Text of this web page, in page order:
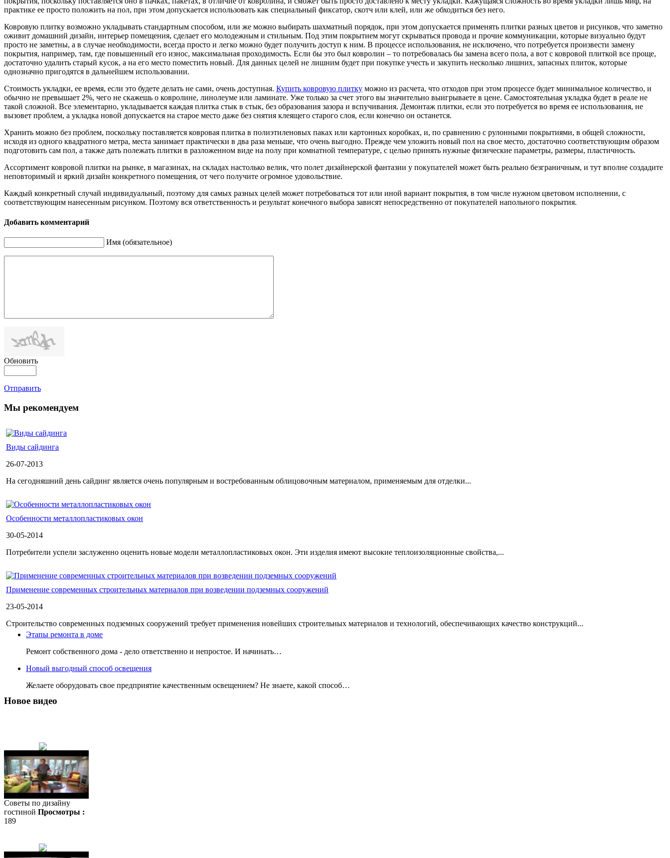
практике ее просто положить на пол, при этом допускается использовать как специальный фиксатор, скотч или клей, или же обходиться без него.
Ковровую плитку возможно укладывать стандартным способом, или же можно выбирать шахматный порядок, при этом допускается применять плитки разных цветов и рисунков, что заметно
оживит домашний дизайн, интерьер помещения, сделает его молодежным и стильным. Под этим покрытием могут скрываться провода и прочие коммуникации, которые визуально будут
просто не заметны, а в случае необходимости, всегда просто и легко можно будет получить доступ к ним. В процессе использования, не исключено, что потребуется произвести замену
покрытия, например, там, где повышенный его износ, максимальная проходимость. Если бы это был ковролин – то потребовалась бы замена всего пола, а вот с ковровой плиткой все проще,
достаточно удалить старый кусок, а на его место поместить новый. Для данных целей не лишним будет при покупке учесть и закупить несколько лишних, запасных плиток, которые
однозначно пригодятся в дальнейшем использовании.
Стоимость укладки, ее время, если это будете делать не сами, очень доступная. Купить ковровую плитку можно из расчета, что отходов при этом процессе будет минимальное количество, и
обычно не превышает 2%, чего не скажешь о ковролине, линолеуме или ламинате. Уже только за счет этого вы значительно выигрываете в цене. Самостоятельная укладка будет в реале не
такой сложной. Все элементарно, укладывается каждая плитка стык в стык, без образования зазора и вспучивания. Демонтаж плитки, если это потребуется во время ее использования, не
вызовет проблем, а укладка новой допускается на старое место даже без снятия клеящего старого слоя, если конечно он останется.
Хранить можно без проблем, поскольку поставляется ковровая плитка в полиэтиленовых паках или картонных коробках, и, по сравнению с рулонными покрытиями, в общей сложности,
исходя из одного квадратного метра, места занимает практически в два раза меньше, что очень выгодно. Прежде чем уложить новый пол на свое место, достаточно соответствующим образом
подготовить сам пол, а также дать полежать плитки в разложенном виде на полу при комнатной температуре, с целью принять нужные физические параметры, размеры, пластичность.
Ассортимент ковровой плитки на рынке, в магазинах, на складах настолько велик, что полет дизайнерской фантазии у покупателей может быть реально безграничным, и тут вполне создадите
неповторимый и яркий дизайн конкретного помещения, от чего получите огромное удовольствие.
Каждый конкретный случай индивидуальный, поэтому для самых разных целей может потребоваться тот или иной вариант покрытия, в том числе нужном цветовом исполнении, с
соответствующим нанесенным рисунком. Поэтому вся ответственность и результат конечного выбора зависят непосредственно от покупателей напольного покрытия.
Добавить комментарий
Имя (обязательное)
Обновить
Отправить
Мы рекомендуем
Виды сайдинга
26-07-2013
На сегодняшний день сайдинг является очень популярным и востребованным облицовочным материалом, применяемым для отделки...
Особенности металлопластиковых окон
30-05-2014
Потребители успели заслуженно оценить новые модели металлопластиковых окон. Эти изделия имеют высокие теплоизоляционные свойства,...
Применение современных строительных материалов при возведении подземных сооружений
23-05-2014
Строительство современных подземных сооружений требует применения новейших строительных материалов и технологий, обеспечивающих качество конструкций...
Этапы ремонта в доме
Ремонт собственного дома - дело ответственно и непростое. И начинать…
Новый выгодный способ освещения
Желаете оборудовать свое предприятие качественным освещением? Не знаете, какой способ…
Новое видео
Советы по дизайну
гостиной Просмотры :
189